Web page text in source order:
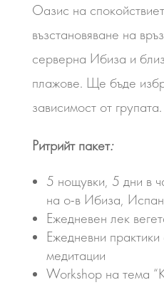
Оазис на
възстановяване на
серверна Ибиза и
плажове. Ще бъде
зависимост от групата.
Ритрийт пакет:
5 нощувки, 5 дни в
на о-в Ибиза,
Ежедневен лек
Ежедневни
медитации
Workshop на тема